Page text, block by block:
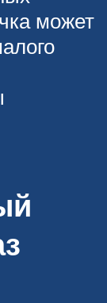
может